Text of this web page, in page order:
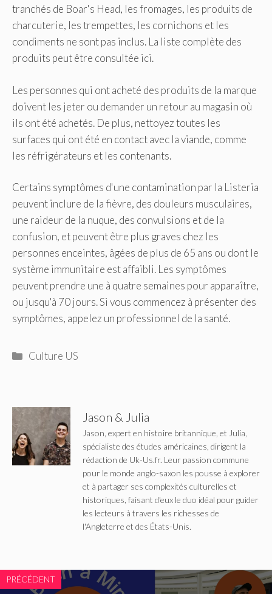
tranchés de Boar's Head, les fromages, les produits de
charcuterie, les trempettes, les cornichons et les
condiments ne sont pas inclus. La liste complète des
produits peut être consultée ici.
Les personnes qui ont acheté des produits de la marque
doivent les jeter ou demander un retour au magasin où
ils ont été achetés. De plus, nettoyez toutes les
surfaces qui ont été en contact avec la viande, comme
les réfrigérateurs et les contenants.
Certains symptômes d'une contamination par la Listeria
peuvent inclure de la fièvre, des douleurs musculaires,
une raideur de la nuque, des convulsions et de la
confusion, et peuvent être plus graves chez les
personnes enceintes, âgées de plus de 65 ans ou dont le
système immunitaire est affaibli. Les symptômes
peuvent prendre une à quatre semaines pour apparaître,
ou jusqu'à 70 jours. Si vous commencez à présenter des
symptômes, appelez un professionnel de la santé.
Catégories
Culture US
Jason & Julia
Jason, expert en histoire britannique, et Julia,
spécialiste des études américaines, dirigent la
rédaction de Uk-Us.fr. Leur passion commune
pour le monde anglo-saxon les pousse à explorer
et à partager ses complexités culturelles et
historiques, faisant d'eux le duo idéal pour guider
les lecteurs à travers les richesses de
l'Angleterre et des États-Unis.
PRÉCÉDENT